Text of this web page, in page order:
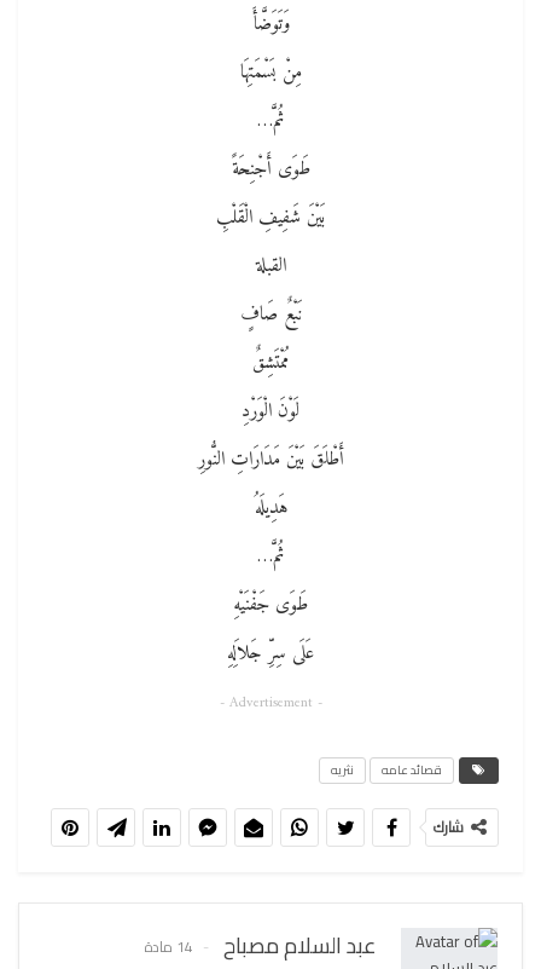
وَتَوَضَّأَ
مِنْ بَسْمَتِهَا
ثُمَّ…
طَوَى أَجْنِحَةً
بَيْنَ شَفِيفِ الْقَلْبِ
القبلة
نَبْعٌ صَافٍ
مُمْتَشِقٌ
لَوْنَ الْوَرْدِ
أَطْلَقَ بَيْنَ مَدَارَاتِ النُّورِ
هَدِيلَهُ
ثُمَّ…
طَوَى جَفْنَيْهِ
عَلَى سِرِّ جَلاَلِهِ
- Advertisement -
قصائد عامه نثريه
شارك
عبد السلام مصباح 14 مادة